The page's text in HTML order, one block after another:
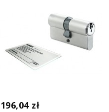
196,04 zł